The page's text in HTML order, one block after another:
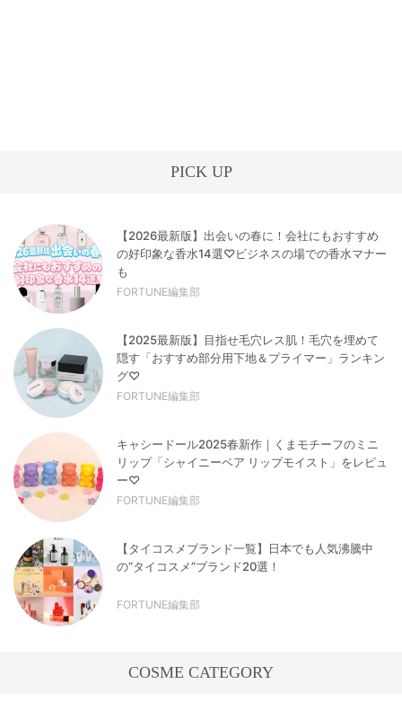
PICK UP
【2026最新版】出会いの春に！会社にもおすすめ
の好印象な香水14選♡ビジネスの場での香水マナー
も
FORTUNE編集部
【2025最新版】目指せ毛穴レス肌！毛穴を埋めて
隠す「おすすめ部分用下地＆プライマー」ランキン
グ♡
FORTUNE編集部
キャシードール2025春新作｜くまモチーフのミニ
リップ「シャイニーベア リップモイスト」をレビュ
ー♡
FORTUNE編集部
【タイコスメブランド一覧】日本でも人気沸騰中
の“タイコスメ”ブランド20選！
FORTUNE編集部
COSME CATEGORY